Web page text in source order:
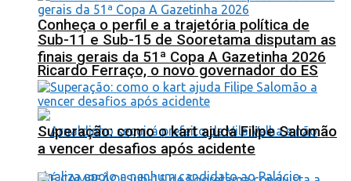
Conheça o perfil e a trajetória política de
Ricardo Ferraço, o novo governador do ES
Sub-11 e Sub-15 de Sooretama disputam as
finais gerais da 51ª Copa A Gazetinha 2026
Superação: como o kart ajuda Filipe Salomão
a vencer desafios após acidente